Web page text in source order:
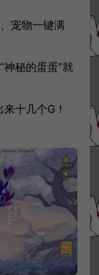
宠物一键满
秘的蛋蛋”就
十几个G！